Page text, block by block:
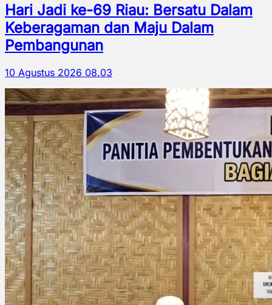
Hari Jadi ke-69 Riau: Bersatu Dalam
Keberagaman dan Maju Dalam
Pembangunan
10 Agustus 2026 08.03